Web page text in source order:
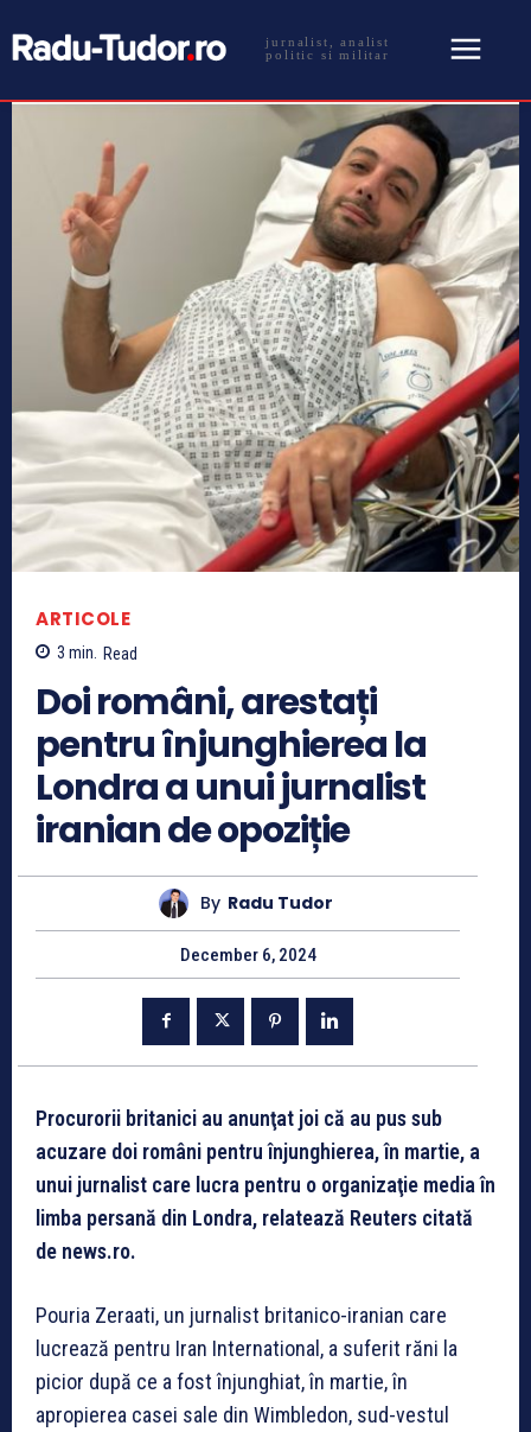
jurnalist, analist
politic si militar
ARTICOLE
3 min. Read
Doi români, arestați
pentru înjunghierea la
Londra a unui jurnalist
iranian de opoziție
By Radu Tudor
December 6, 2024
Procurorii britanici au anunţat joi că au pus sub
acuzare doi români pentru înjunghierea, în martie, a
unui jurnalist care lucra pentru o organizaţie media în
limba persană din Londra, relatează Reuters citată
de news.ro.
Pouria Zeraati, un jurnalist britanico-iranian care
lucrează pentru Iran International, a suferit răni la
picior după ce a fost înjunghiat, în martie, în
apropierea casei sale din Wimbledon, sud-vestul